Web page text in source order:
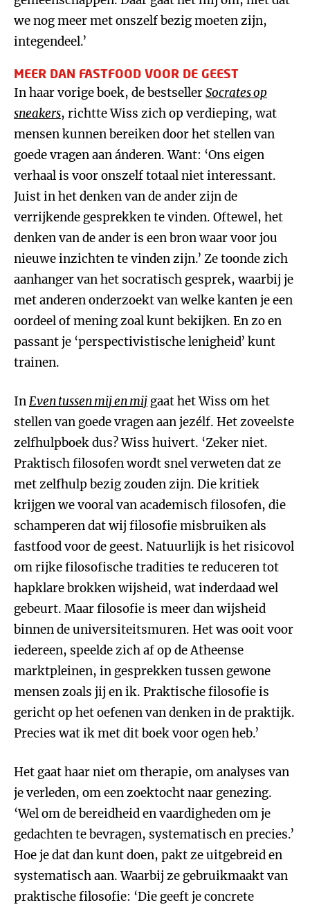
we nog meer met onszelf bezig moeten zijn,
integendeel.’
MEER DAN FASTFOOD VOOR DE GEEST
In haar vorige boek, de bestsellerSocrates op
sneakers, richtte Wiss zich op verdieping, wat
mensen kunnen bereiken door het stellen van
goede vragen aan ánderen. Want: ‘Ons eigen
verhaal is voor onszelf totaal niet interessant.
Juist in het denken van de ander zijn de
verrijkende gesprekken te vinden. Oftewel, het
denken van de ander is een bron waar voor jou
nieuwe inzichten te vinden zijn.’ Ze toonde zich
aanhanger van het socratisch gesprek, waarbij je
met anderen onderzoekt van welke kanten je een
oordeel of mening zoal kunt bekijken. En zo en
passant je ‘perspectivistische lenigheid’ kunt
trainen.
InEven tussen mij en mij gaat het Wiss om het
stellen van goede vragen aan jezélf. Het zoveelste
zelfhulpboek dus? Wiss huivert. ‘Zeker niet.
Praktisch filosofen wordt snel verweten dat ze
met zelfhulp bezig zouden zijn. Die kritiek
krijgen we vooral van academisch filosofen, die
schamperen dat wij filosofie misbruiken als
fastfood voor de geest. Natuurlijk is het risicovol
om rijke filosofische tradities te reduceren tot
hapklare brokken wijsheid, wat inderdaad wel
gebeurt. Maar filosofie is meer dan wijsheid
binnen de universiteitsmuren. Het was ooit voor
iedereen, speelde zich af op de Atheense
marktpleinen, in gesprekken tussen gewone
mensen zoals jij en ik. Praktische filosofie is
gericht op het oefenen van denken in de praktijk.
Precies wat ik met dit boek voor ogen heb.’
Het gaat haar niet om therapie, om analyses van
je verleden, om een zoektocht naar genezing.
‘Wel om de bereidheid en vaardigheden om je
gedachten te bevragen, systematisch en precies.’
Hoe je dat dan kunt doen, pakt ze uitgebreid en
systematisch aan. Waarbij ze gebruikmaakt van
praktische filosofie: ‘Die geeft je concrete